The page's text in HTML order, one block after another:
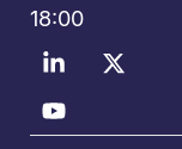
18:00